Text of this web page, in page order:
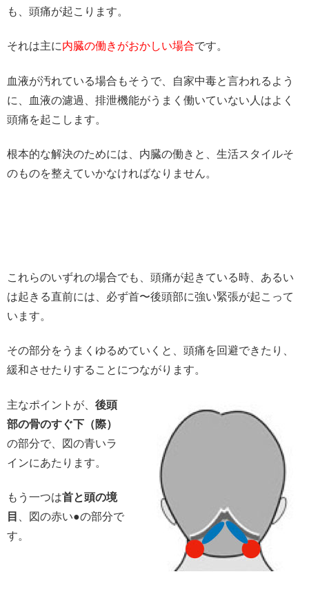
も、頭痛が起こります。
それは主に内臓の働きがおかしい場合です。
血液が汚れている場合もそうで、自家中毒と言われるよう
に、血液の濾過、排泄機能がうまく働いていない人はよく
頭痛を起こします。
根本的な解決のためには、内臓の働きと、生活スタイルそ
のものを整えていかなければなりません。
これらのいずれの場合でも、頭痛が起きている時、あるい
は起きる直前には、必ず首〜後頭部に強い緊張が起こって
います。
その部分をうまくゆるめていくと、頭痛を回避できたり、
緩和させたりすることにつながります。
主なポイントが、 後頭
部の骨のすぐ下（際）
の部分で、図の青いラ
インにあたります。
もう一つは首と頭の境
目
、図の赤い●の部分で
す。